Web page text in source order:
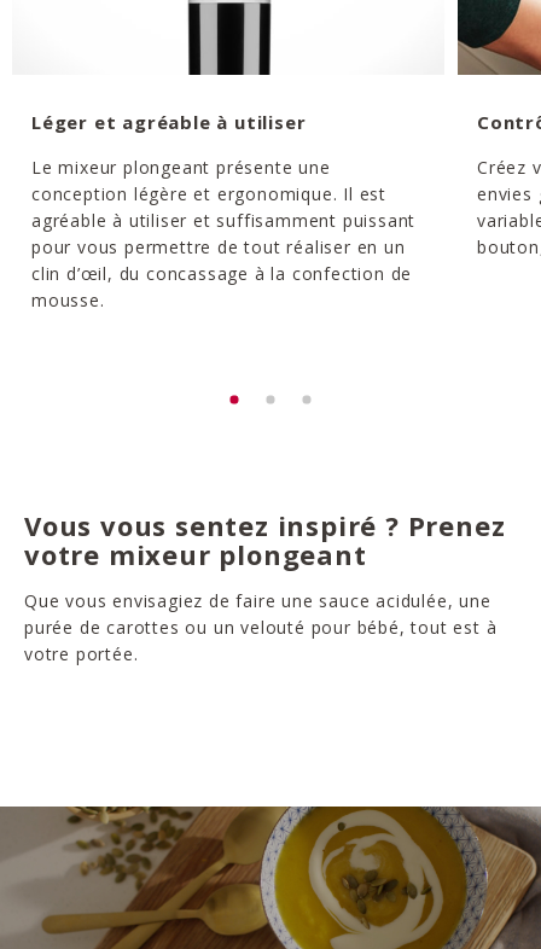
Léger et agréable à utiliser
Le mixeur plongeant présente une
conception légère et ergonomique. Il est
agréable à utiliser et suffisamment puissant
pour vous permettre de tout réaliser en un
clin d’œil, du concassage à la confection de
mousse.
Créez
envies
Vous vous sentez inspiré ? Prenez
votre mixeur plongeant
Que vous envisagiez de faire une sauce acidulée, une
purée de carottes ou un velouté pour bébé, tout est à
votre portée.